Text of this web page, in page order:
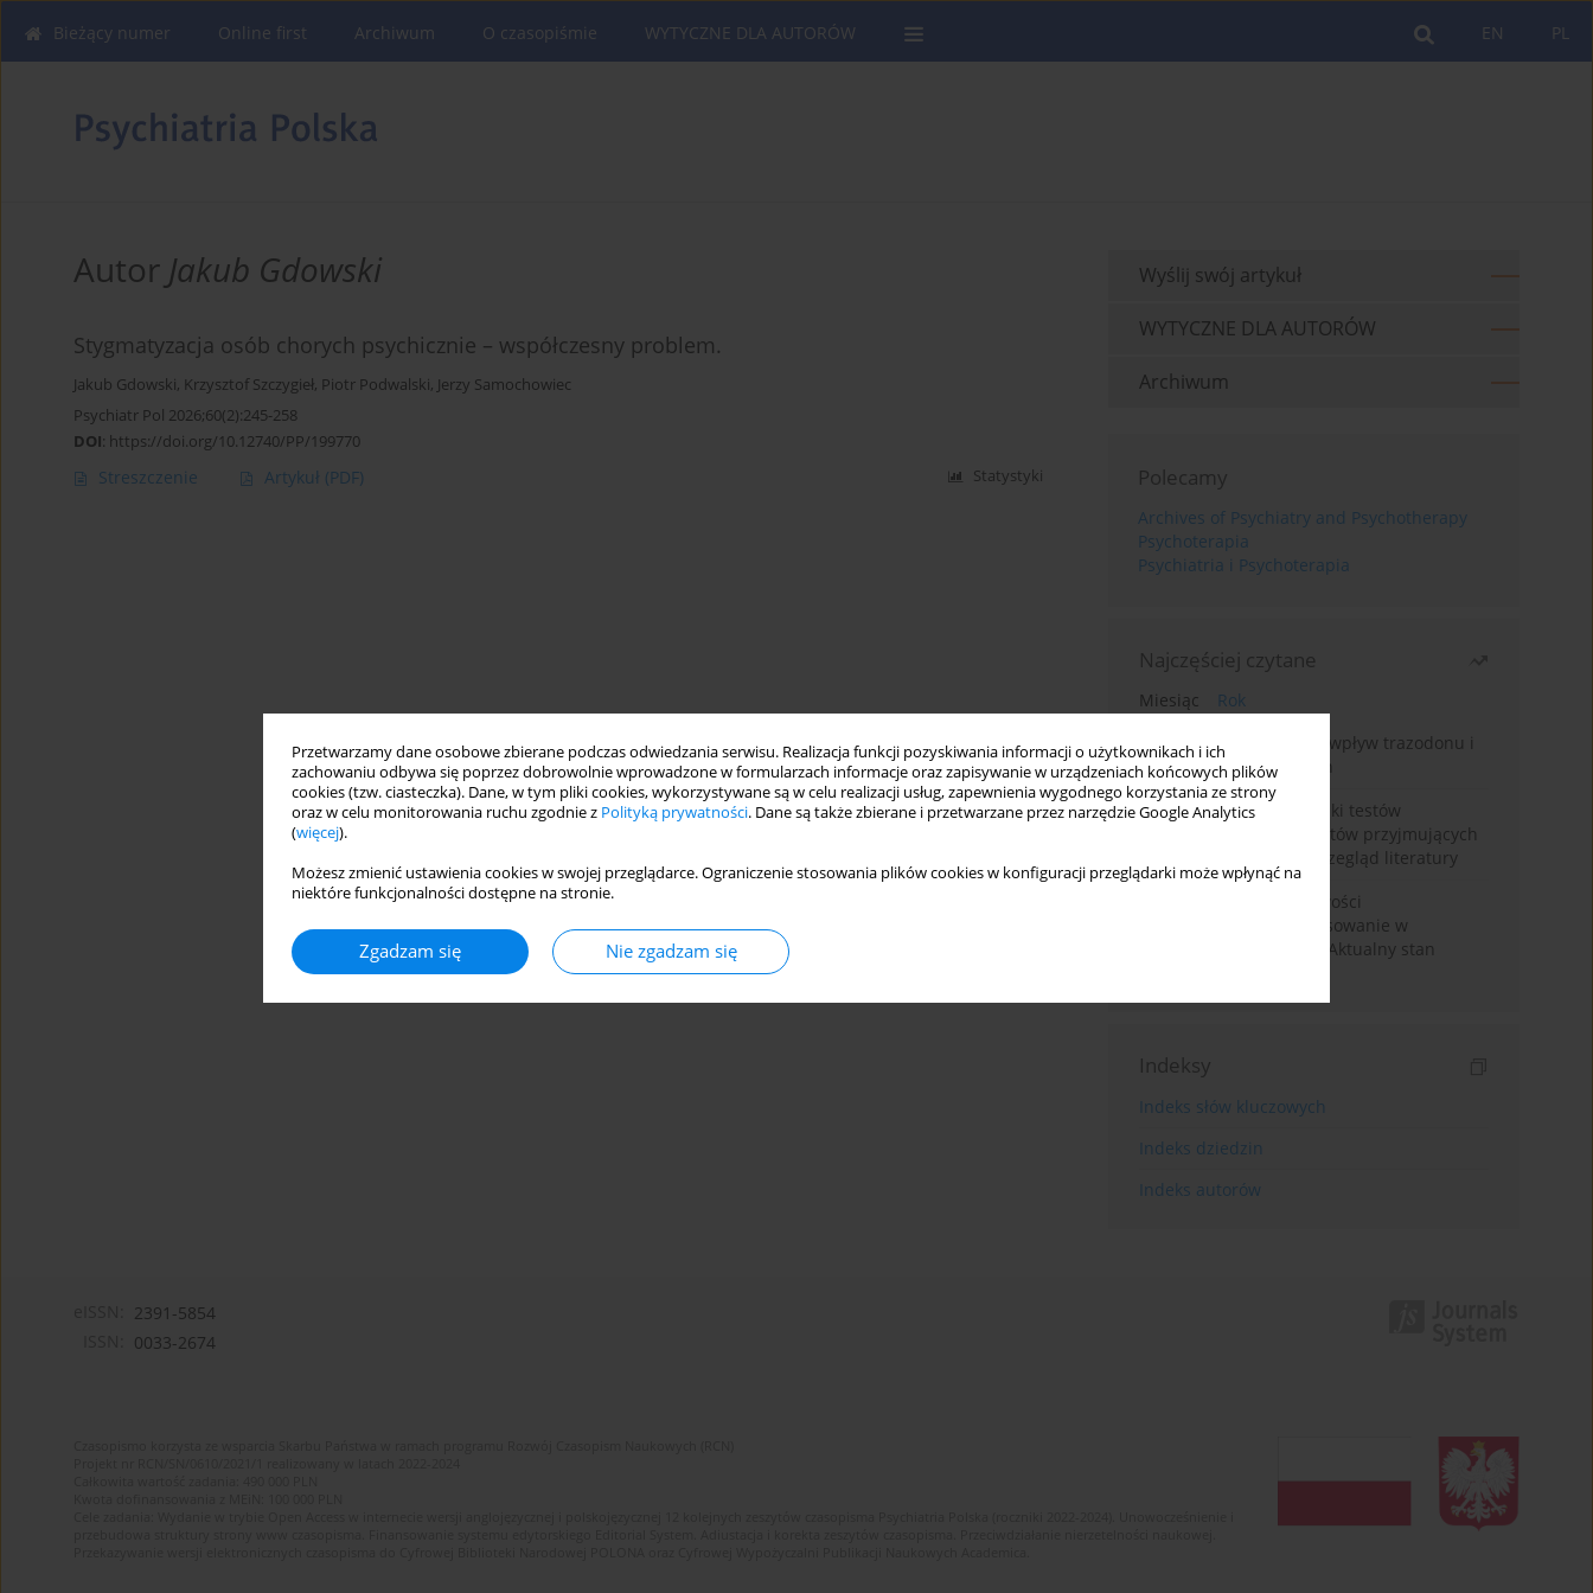
Przetwarzamy dane osobowe zbierane podczas odwiedzania serwisu. Realizacja funkcji pozyskiwania informacji o użytkownikach i ich
zachowaniu odbywa się poprzez dobrowolnie wprowadzone w formularzach informacje oraz zapisywanie w urządzeniach końcowych plików
cookies (tzw. ciasteczka). Dane, w tym pliki cookies, wykorzystywane są w celu realizacji usług, zapewnienia wygodnego korzystania ze strony
oraz w celu monitorowania ruchu zgodnie z Polityką prywatności. Dane są także zbierane i przetwarzane przez narzędzie Google Analytics
(więcej).
Możesz zmienić ustawienia cookies w swojej przeglądarce. Ograniczenie stosowania plików cookies w konfiguracji przeglądarki może wpłynąć na
niektóre funkcjonalności dostępne na stronie.
Zgadzam się Nie zgadzam się
PL
EN
Bieżący numer Online first Archiwum O czasopiśmie WYTYCZNE DLA AUTORÓW
Autor Jakub Gdowski
Stygmatyzacja osób chorych psychicznie – współczesny problem.
Jakub Gdowski, Krzysztof Szczygieł, Piotr Podwalski, Jerzy Samochowiec
Psychiatr Pol 2026;60(2):245-258
DOI: https://doi.org/10.12740/PP/199770
Streszczenie Artykuł (PDF) Statystyki
Wyślij swój artykuł
WYTYCZNE DLA AUTORÓW
Archiwum
Polecamy
Archives of Psychiatry and Psychotherapy
Psychoterapia
Psychiatria i Psychoterapia
Najczęściej czytane
Miesiąc
Rok
Leczenie bezsenności – wpływ trazodonu i
leków nasennych na sen
Fałszywie dodatnie wyniki testów
narkotykowych u pacjentów przyjmujących
leki psychotropowe – przegląd literatury
Wortioksetyna – właściwości
farmakologiczne i zastosowanie w
zaburzeniach nastroju. Aktualny stan
Indeksy
Indeks słów kluczowych
Indeks dziedzin
Indeks autorów
2391-5854
0033-2674